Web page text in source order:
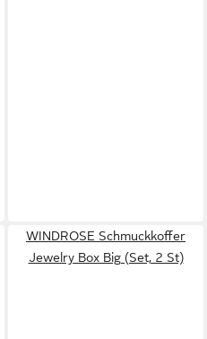
WINDROSE Schmuckkoffer
Jewelry Box Big (Set, 2 St)